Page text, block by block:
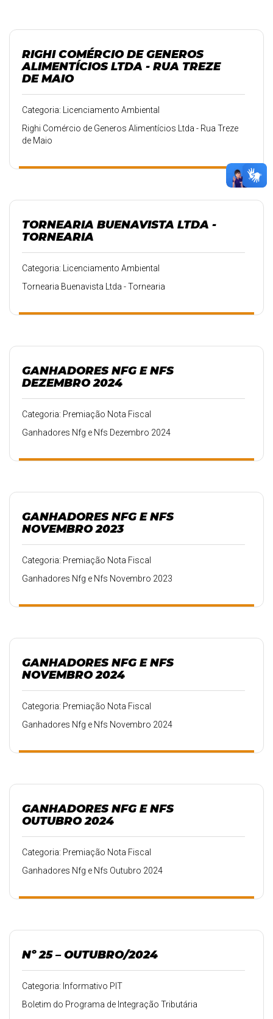
RIGHI COMÉRCIO DE GENEROS
ALIMENTÍCIOS LTDA - RUA TREZE
DE MAIO
Categoria: Licenciamento Ambiental
Righi Comércio de Generos Alimentícios Ltda - Rua Treze
de Maio
TORNEARIA BUENAVISTA LTDA -
TORNEARIA
Categoria: Licenciamento Ambiental
Tornearia Buenavista Ltda - Tornearia
GANHADORES NFG E NFS
DEZEMBRO 2024
Categoria: Premiação Nota Fiscal
Ganhadores Nfg e Nfs Dezembro 2024
GANHADORES NFG E NFS
NOVEMBRO 2023
Categoria: Premiação Nota Fiscal
Ganhadores Nfg e Nfs Novembro 2023
GANHADORES NFG E NFS
NOVEMBRO 2024
Categoria: Premiação Nota Fiscal
Ganhadores Nfg e Nfs Novembro 2024
GANHADORES NFG E NFS
OUTUBRO 2024
Categoria: Premiação Nota Fiscal
Ganhadores Nfg e Nfs Outubro 2024
Nº 25 – OUTUBRO/2024
Categoria: Informativo PIT
Boletim do Programa de Integração Tributária